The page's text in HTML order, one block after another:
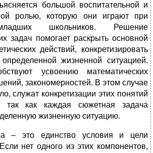
большой воспитательной и
ролью, которую они играют при
школьников. Решение
задач помогает раскрыть основной
действий, конкретизировать
жизненной ситуацией.
усвое­нию математических
закономерностей. В этом случае
служат конкретизации этих поня­тий
так как каждая сюжетная задача
жизненную ситуацию.
– это единство условия и цели
нет одного из этих компонентов,